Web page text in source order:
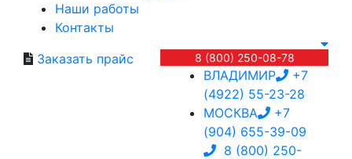
Наши работы
Контакты
Заказать прайс
8 (800) 250-08-78
ВЛАДИМИР
+7
(4922) 55-23-28
МОСКВА
+7
(904) 655-39-09
8 (800) 250-